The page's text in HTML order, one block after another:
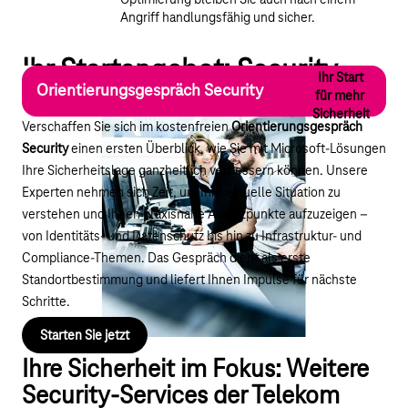
Angriff handlungsfähig und sicher.
Ihr Startangebot: Security-
Beratung der Telekom
Orientierungsgespräch Security
Ihr Start
für mehr
Sicherheit
Verschaffen Sie sich im kostenfreienOrientierungsgespräch
Securityeinen ersten Überblick, wie Sie mit Microsoft-Lösungen
Ihre Sicherheitslage ganzheitlich verbessern können. Unsere
Experten nehmen sich Zeit, um Ihre aktuelle Situation zu
verstehen und Ihnen praxisnahe Ansatzpunkte aufzuzeigen –
von Identitäts- und Datenschutz bis hin zu Infrastruktur- und
Compliance-Themen. Das Gespräch dient als erste
Standortbestimmung und liefert Ihnen Impulse für nächste
Schritte.
Starten Sie jetzt
Ihre Sicherheit im Fokus: Weitere
Security-Services der Telekom